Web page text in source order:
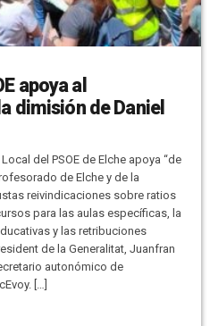
apoya al
dimisión de Daniel
del PSOE de Elche apoya “de
de Elche y de la
reivindicaciones sobre ratios
para las aulas específicas, la
y las retribuciones
de la Generalitat, Juanfran
autonómico de
[…]